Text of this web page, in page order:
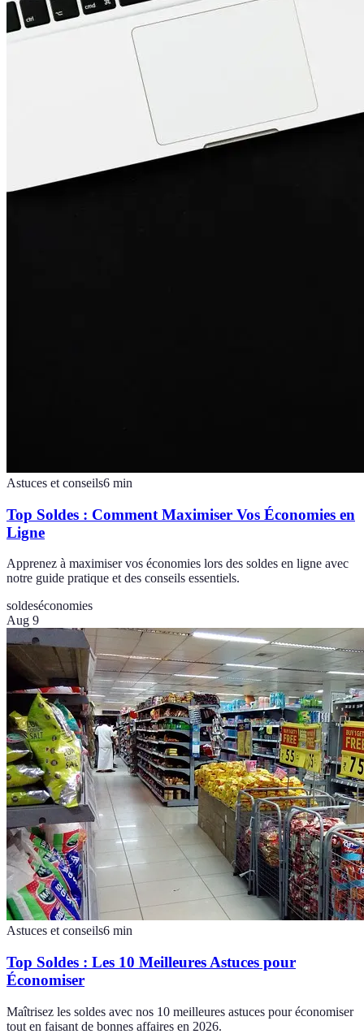
Astuces et conseils6 min
Top Soldes : Comment Maximiser Vos Économies en
Ligne
Apprenez à maximiser vos économies lors des soldes en ligne avec
notre guide pratique et des conseils essentiels.
soldeséconomies
Aug 9
Astuces et conseils6 min
Top Soldes : Les 10 Meilleures Astuces pour
Économiser
Maîtrisez les soldes avec nos 10 meilleures astuces pour économiser
tout en faisant de bonnes affaires en 2026.